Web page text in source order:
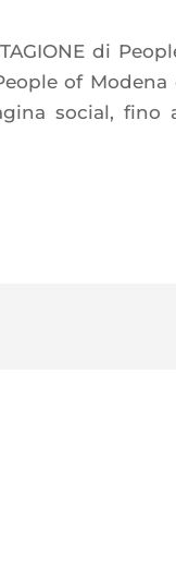
di
of Modena
social, fino